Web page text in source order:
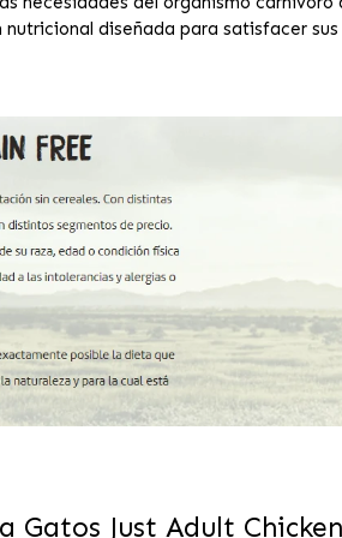
diseñada para satisfacer
Gatos Just Adult Chicken